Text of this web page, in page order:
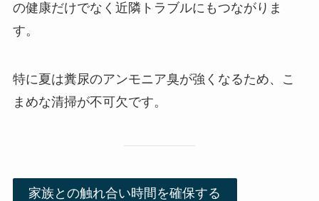
の健康だけでなく近隣トラブルにもつながりま
す。
特に夏は糞尿のアンモニア臭が強くなるため、こ
まめな清掃が不可欠です。
家族との触れ合い時間を確保する